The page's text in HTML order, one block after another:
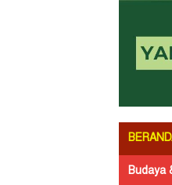
Budaya